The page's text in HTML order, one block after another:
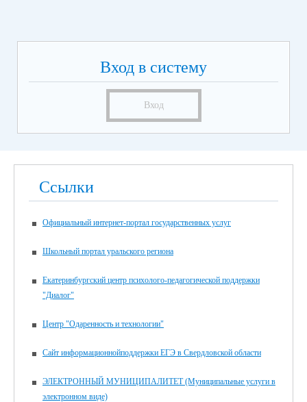
Вход в систему
Вход
Ссылки
Официальный интернет-портал государственных услуг
Школьный портал уральского региона
Екатеринбургский центр психолого-педагогической поддержки
"Диалог"
Центр "Одаренность и технологии"
Сайт информационнойподдержки ЕГЭ в Свердловской области
ЭЛЕКТРОННЫЙ МУНИЦИПАЛИТЕТ (Муниципальные услуги в
электронном виде)